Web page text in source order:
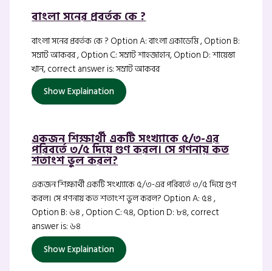
বাংলা সনের প্রবর্তক কে ?
বাংলা সনের প্রবর্তক কে ? Option A: বাংলা একাডেমি , Option B:
সম্রাট আকবর , Option C: সম্রাট শাহজাহান, Option D: শায়েস্তা
খান, correct answer is: সম্রাট আকবর
Show Explaination
একজন শিক্ষার্থী একটি সংখ্যাকে ৫/৩-এর
পরিবর্তে ৩/৫ দিয়ে গুণ করল। সে গণনায় কত
শতাংশ ভুল করল?
একজন শিক্ষার্থী একটি সংখ্যাকে ৫/৩-এর পরিবর্তে ৩/৫ দিয়ে গুণ
করল। সে গণনায় কত শতাংশ ভুল করল? Option A: ৫৪ ,
Option B: ৬৪ , Option C: ৭৪, Option D: ৮৪, correct
answer is: ৬৪
Show Explaination